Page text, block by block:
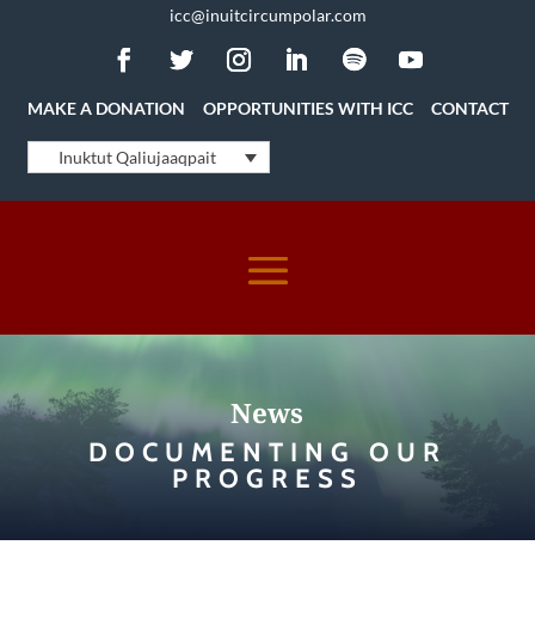
icc@inuitcircumpolar.com
MAKE A DONATION OPPORTUNITIES WITH ICC CONTACT
Inuktut Qaliujaaqpait
News
DOCUMENTING OUR
PROGRESS